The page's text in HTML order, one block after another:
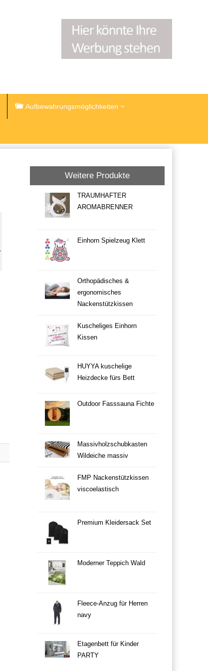
Aufbewahrungsmöglichkeiten
Weitere Produkte
TRAUMHAFTER
AROMABRENNER
Einhorn Spielzeug Klett
Orthopädisches &
ergonomisches
Nackenstützkissen
Kuscheliges Einhorn
Kissen
HUYYA kuschelige
Heizdecke fürs Bett
Outdoor Fasssauna Fichte
Massivholzschubkasten
Wildeiche massiv
FMP Nackenstützkissen
viscoelastisch
Premium Kleidersack Set
Moderner Teppich Wald
Fleece-Anzug für Herren
navy
Etagenbett für Kinder
PARTY